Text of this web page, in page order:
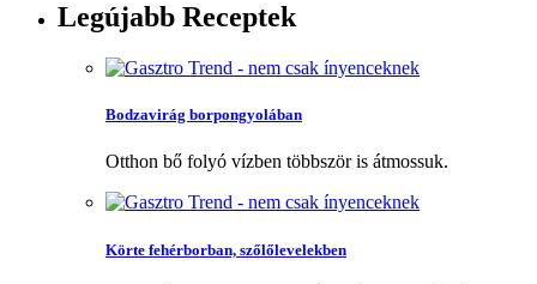
Legújabb Receptek
Bodzavirág borpongyolában
Otthon bő folyó vízben többször is átmossuk.
Körte fehérborban, szőlőlevelekben